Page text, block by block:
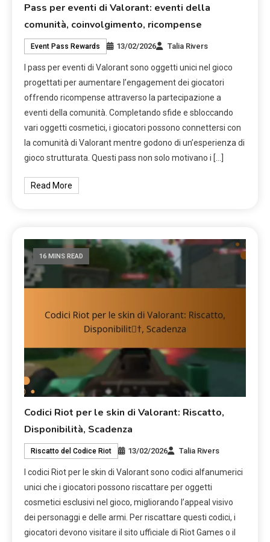
Pass per eventi di Valorant: eventi della
comunità, coinvolgimento, ricompense
Event Pass Rewards 13/02/2026 Talia Rivers
I pass per eventi di Valorant sono oggetti unici nel gioco
progettati per aumentare l’engagement dei giocatori
offrendo ricompense attraverso la partecipazione a
eventi della comunità. Completando sfide e sbloccando
vari oggetti cosmetici, i giocatori possono connettersi con
la comunità di Valorant mentre godono di un’esperienza di
gioco strutturata. Questi pass non solo motivano i […]
Read More
16 MINS READ
Codici Riot per le skin di Valorant: Riscatto,
Disponibilità, Scadenza
Riscatto del Codice Riot 13/02/2026 Talia Rivers
I codici Riot per le skin di Valorant sono codici alfanumerici
unici che i giocatori possono riscattare per oggetti
cosmetici esclusivi nel gioco, migliorando l’appeal visivo
dei personaggi e delle armi. Per riscattare questi codici, i
giocatori devono visitare il sito ufficiale di Riot Games o il